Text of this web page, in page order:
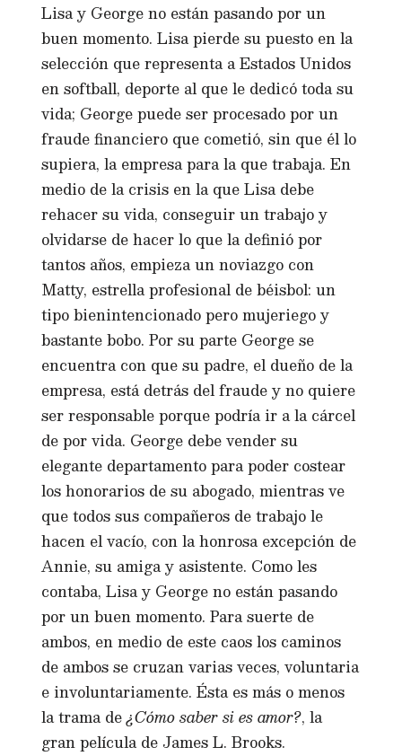
Lisa y George no están pasando por un
buen momento. Lisa pierde su puesto en la
selección que representa a Estados Unidos
en softball, deporte al que le dedicó toda su
vida; George puede ser procesado por un
fraude financiero que cometió, sin que él lo
supiera, la empresa para la que trabaja. En
medio de la crisis en la que Lisa debe
rehacer su vida, conseguir un trabajo y
olvidarse de hacer lo que la definió por
tantos años, empieza un noviazgo con
Matty, estrella profesional de béisbol: un
tipo bienintencionado pero mujeriego y
bastante bobo. Por su parte George se
encuentra con que su padre, el dueño de la
empresa, está detrás del fraude y no quiere
ser responsable porque podría ir a la cárcel
de por vida. George debe vender su
elegante departamento para poder costear
los honorarios de su abogado, mientras ve
que todos sus compañeros de trabajo le
hacen el vacío, con la honrosa excepción de
Annie, su amiga y asistente. Como les
contaba, Lisa y George no están pasando
por un buen momento. Para suerte de
ambos, en medio de este caos los caminos
de ambos se cruzan varias veces, voluntaria
e involuntariamente. Ésta es más o menos
la trama de¿Cómo saber si es amor?, la
gran película de James L. Brooks.